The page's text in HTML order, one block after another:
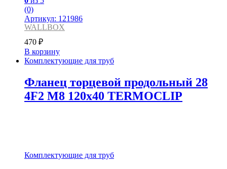
(0)
Артикул: 121986
WALLBOX
470 ₽
В корзину
Комплектующие для труб
Фланец торцевой продольный 28
4F2 М8 120х40 TERMOCLIP
Комплектующие для труб